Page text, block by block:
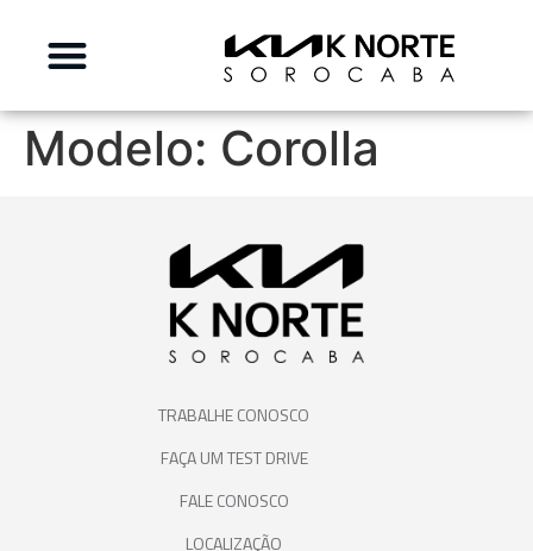
Modelo: Corolla
TRABALHE CONOSCO
FAÇA UM TEST DRIVE
FALE CONOSCO
LOCALIZAÇÃO